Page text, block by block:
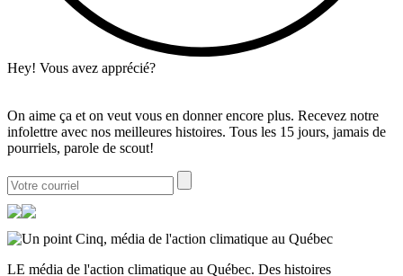
Hey! Vous avez apprécié?
On aime ça et on veut vous en donner encore plus. Recevez notre
infolettre avec nos meilleures histoires. Tous les 15 jours, jamais de
pourriels, parole de scout!
LE média de l'action climatique au Québec. Des histoires